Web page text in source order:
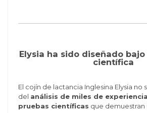
Elysia ha sido diseñado
científica
El cojín de lactancia Inglesina Elysia no
del análisis de miles de
pruebas científicas que demuestran